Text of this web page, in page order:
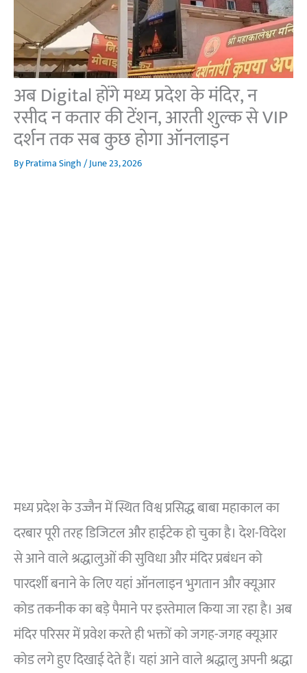
अब Digital होंगे मध्य प्रदेश के मंदिर, न
रसीद न कतार की टेंशन, आरती शुल्क से VIP
दर्शन तक सब कुछ होगा ऑनलाइन
ByPratima Singh/June 23, 2026
मध्य प्रदेश के उज्जैन में स्थित विश्व प्रसिद्ध बाबा महाकाल का
दरबार पूरी तरह डिजिटल और हाईटेक हो चुका है। देश-विदेश
से आने वाले श्रद्धालुओं की सुविधा और मंदिर प्रबंधन को
पारदर्शी बनाने के लिए यहां ऑनलाइन भुगतान और क्यूआर
कोड तकनीक का बड़े पैमाने पर इस्तेमाल किया जा रहा है। अब
मंदिर परिसर में प्रवेश करते ही भक्तों को जगह-जगह क्यूआर
कोड लगे हुए दिखाई देते हैं। यहां आने वाले श्रद्धालु अपनी श्रद्धा